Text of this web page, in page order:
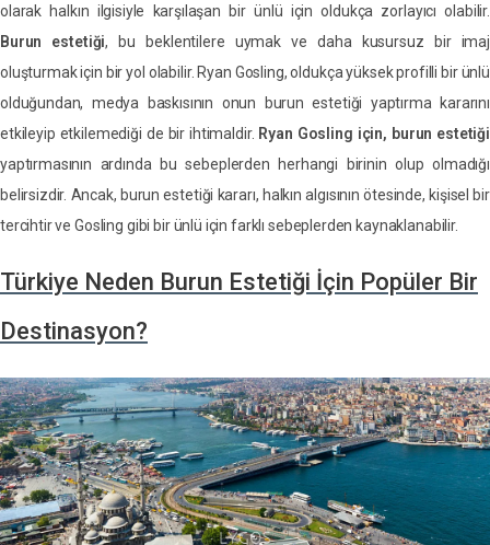
olarak halkın ilgisiyle karşılaşan bir ünlü için oldukça zorlayıcı olabilir.
Burun estetiği, bu beklentilere uymak ve daha kusursuz bir imaj
oluşturmak için bir yol olabilir. Ryan Gosling, oldukça yüksek profilli bir ünlü
olduğundan, medya baskısının onun burun estetiği yaptırma kararını
etkileyip etkilemediği de bir ihtimaldir. Ryan Gosling için, burun estetiği
yaptırmasının ardında bu sebeplerden herhangi birinin olup olmadığı
belirsizdir. Ancak, burun estetiği kararı, halkın algısının ötesinde, kişisel bir
tercihtir ve Gosling gibi bir ünlü için farklı sebeplerden kaynaklanabilir.
Türkiye Neden Burun Estetiği İçin Popüler Bir
Destinasyon?